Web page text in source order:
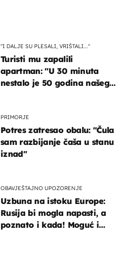
"I DALJE SU PLESALI, VRIŠTALI..."
Turisti mu zapalili
apartman: "U 30 minuta
nestalo je 50 godina našeg
PRIMORJE
Potres zatresao obalu: "Čula
sam razbijanje čaša u stanu
iznad"
OBAVJEŠTAJNO UPOZORENJE
Uzbuna na istoku Europe:
Rusija bi mogla napasti, a
poznato i kada! Moguć i